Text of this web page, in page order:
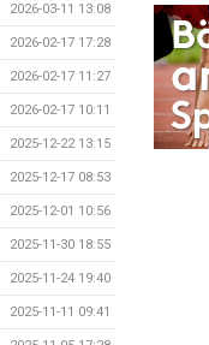
2026-03-11 13:08
2026-02-17 17:28
2026-02-17 11:27
2026-02-17 10:11
2025-12-22 13:15
2025-12-17 08:53
2025-12-01 10:56
2025-11-30 18:55
2025-11-24 19:40
2025-11-11 09:41